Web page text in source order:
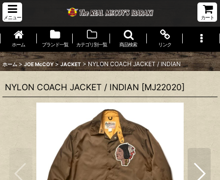
メニュー カート
ホーム ブランド一覧 カテゴリ別一覧 商品検索 リンク
ホーム > JOE McCOY > JACKET > NYLON COACH JACKET / INDIAN
NYLON COACH JACKET / INDIAN [MJ22020]